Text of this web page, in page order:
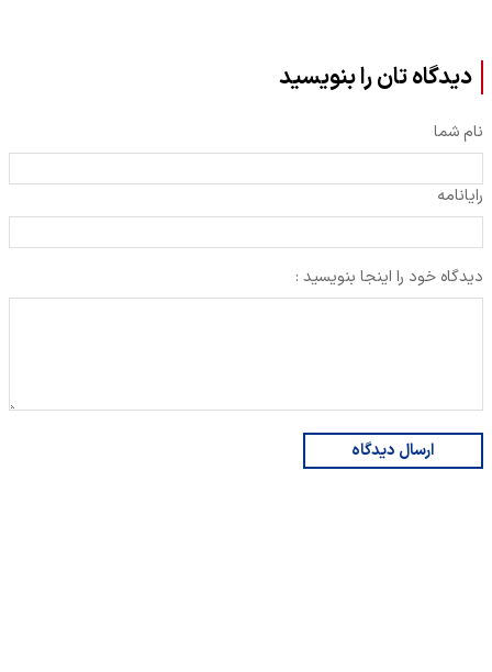
دیدگاه تان را بنویسید
نام شما
رایانامه
دیدگاه خود را اینجا بنویسید :
ارسال دیدگاه